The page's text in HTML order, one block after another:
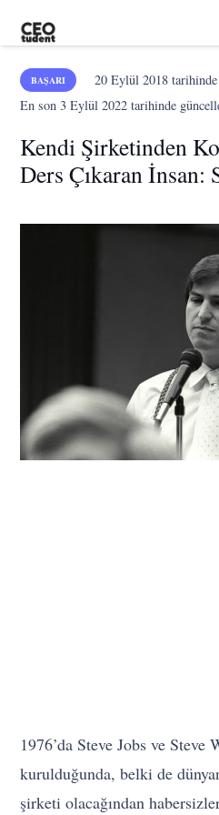
BAŞARI 20 Eylül 2018tarihinde
En son3 Eylül 2022 tarihinde
Kendi Şirketinden
Ders Çıkaran İnsan:
1976’da Steve Jobs ve Steve
kurulduğunda, belki de
şirketi olacağından